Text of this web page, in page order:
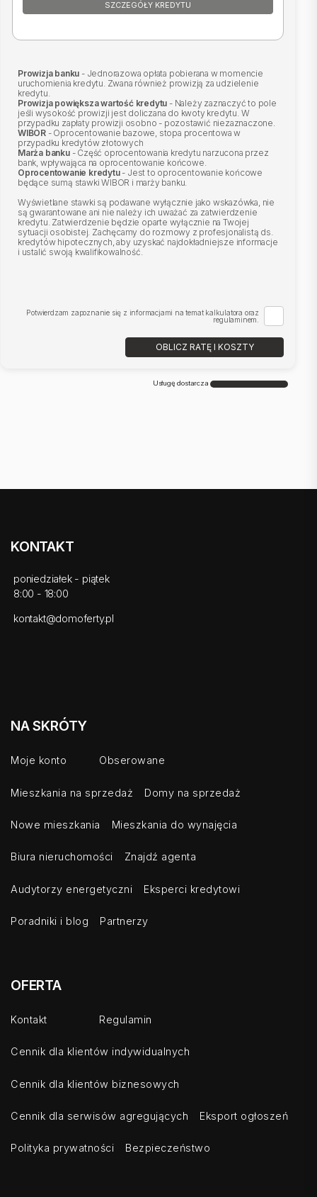
SZCZEGÓŁY KREDYTU
Prowizja banku - Jednorazowa opłata pobierana w momencie
uruchomienia kredytu. Zwana również prowizją za udzielenie
kredytu.
Prowizja powiększa wartość kredytu - Należy zaznaczyć to pole
jeśli wysokość prowizji jest doliczana do kwoty kredytu. W
przypadku zapłaty prowizji osobno - pozostawić niezaznaczone.
WIBOR - Oprocentowanie bazowe, stopa procentowa w
przypadku kredytów złotowych
Marża banku- Część oprocentowania kredytu narzucona przez
bank, wpływająca na oprocentowanie końcowe.
Oprocentowanie kredytu- Jest to oprocentowanie końcowe
będące sumą stawki WIBOR i marży banku.
Wyświetlane stawki są podawane wyłącznie jako wskazówka, nie
są gwarantowane ani nie należy ich uważać za zatwierdzenie
kredytu. Zatwierdzenie będzie oparte wyłącznie na Twojej
sytuacji osobistej. Zachęcamy do rozmowy z profesjonalistą ds.
kredytów hipotecznych, aby uzyskać najdokładniejsze informacje
i ustalić swoją kwalifikowalność.
Potwierdzam zapoznanie się z informacjami na temat kalkulatora oraz
regulaminem.
OBLICZ RATĘ I KOSZTY
Usługę dostarcza
KONTAKT
poniedziałek - piątek
8:00 - 18:00
kontakt@domoferty.pl
NA SKRÓTY
Moje konto Obserowane
Mieszkania na sprzedaż Domy na sprzedaż
Nowe mieszkania Mieszkania do wynajęcia
Biura nieruchomości Znajdź agenta
Audytorzy energetyczni Eksperci kredytowi
Poradniki i blog Partnerzy
OFERTA
Kontakt Regulamin
Cennik dla klientów indywidualnych
Cennik dla klientów biznesowych
Cennik dla serwisów agregujących Eksport ogłoszeń
Polityka prywatności Bezpieczeństwo